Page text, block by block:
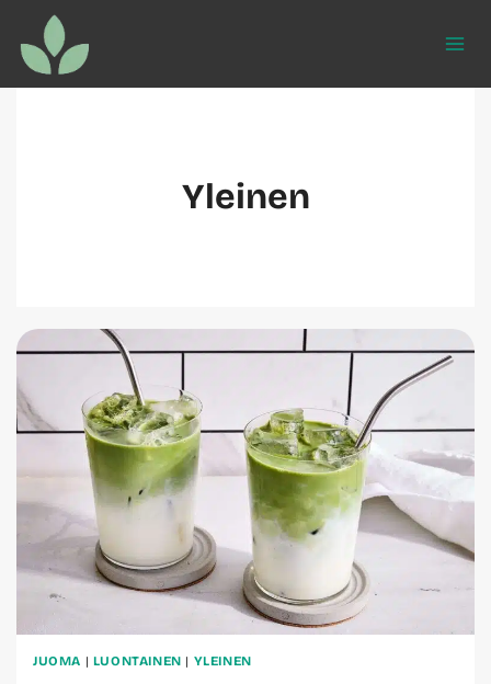
sisältöön
Yleinen
JUOMA | LUONTAINEN | YLEINEN